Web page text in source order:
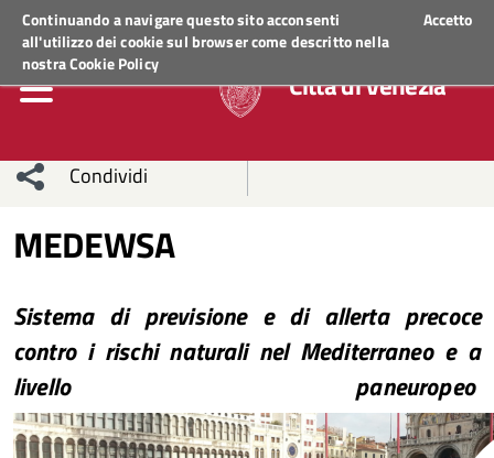
Continuando a navigare questo sito acconsenti
all'utilizzo dei cookie sul browser come descritto nella
nostraCookie Policy
Accetto
Regione Veneto ACCEDI AI SERVIZI
Città di Venezia
Condividi
network
Condividi
Facebook
su
Condividi
Facebook
su
MEDEWSA
Sistema di previsione e di allerta precoce
contro i rischi naturali nel Mediterraneo e a
livello paneuropeo